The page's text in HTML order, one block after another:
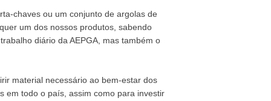
chaves ou um conjunto de argolas de
um dos nossos produtos, sabendo
diário da AEPGA, mas também o
material necessário ao bem-estar dos
em todo o país, assim como para investir